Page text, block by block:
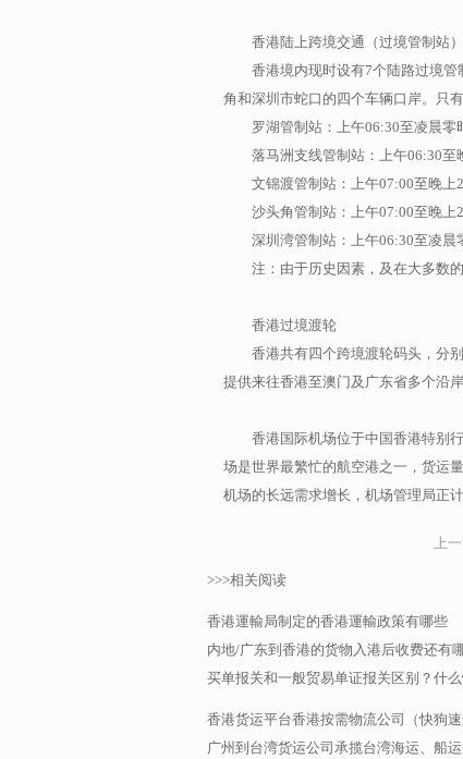
香港陆上跨境交通（过境管制站）
香港境内现时设有7个陆路过境
角和深圳市蛇口的四个车辆口岸。只
罗湖管制站：上午06:30至凌晨零
落马洲支线管制站：上午06:30至
文锦渡管制站：上午07:00至晚上
沙头角管制站：上午07:00至晚上
深圳湾管制站：上午06:30至凌晨
注：由于历史因素，及在大多数
香港过境渡轮
香港共有四个跨境渡轮码头，分
提供来往香港至澳门及广东省多个沿
香港国际机场位于中国香港特别
场是世界最繁忙的航空港之一，货运
机场的长远需求增长，机场管理局正
上
>>>相关阅读
香港運輸局制定的香港運輸政策有哪些
内地/广东到香港的货物入港后收费还有
买单报关和一般贸易单证报关区别？什
香港货运平台香港按需物流公司（快狗
广州到台湾货运公司承揽台湾海运、船